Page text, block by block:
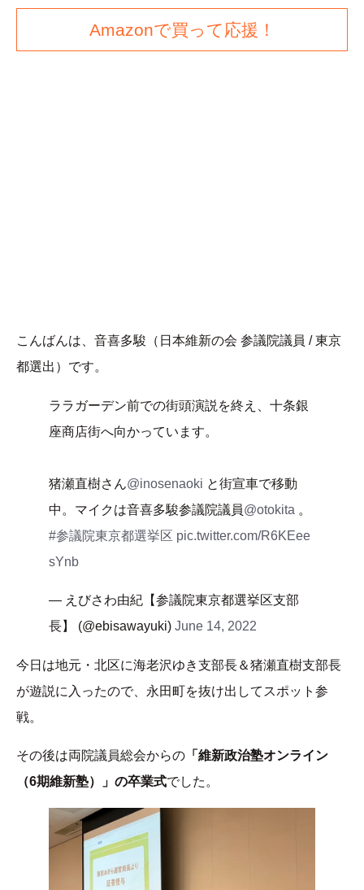
Amazonで買って応援！
こんばんは、音喜多駿（日本維新の会 参議院議員 / 東京
都選出）です。
ララガーデン前での街頭演説を終え、十条銀
座商店街へ向かっています。
猪瀬直樹さん@inosenaoki と街宣車で移動
中。マイクは音喜多駿参議院議員@otokita 。
#参議院東京都選挙区 pic.twitter.com/R6KEee
sYnb
— えびさわ由紀【参議院東京都選挙区支部
長】 (@ebisawayuki) June 14, 2022
今日は地元・北区に海老沢ゆき支部長＆猪瀬直樹支部長
が遊説に入ったので、永田町を抜け出してスポット参
戦。
その後は両院議員総会からの 「維新政治塾オンライン
（6期維新塾）」の卒業式でした。